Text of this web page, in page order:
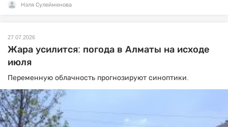
Нэля Сулейменова
27.07.2026
Жара усилится: погода в Алматы на исходе
июля
Переменную облачность прогнозируют синоптики.